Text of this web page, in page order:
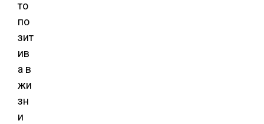
то
по
зит
ив
а в
жи
зн
и